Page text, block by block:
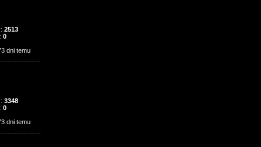
2513
0
dni temu
3348
0
dni temu